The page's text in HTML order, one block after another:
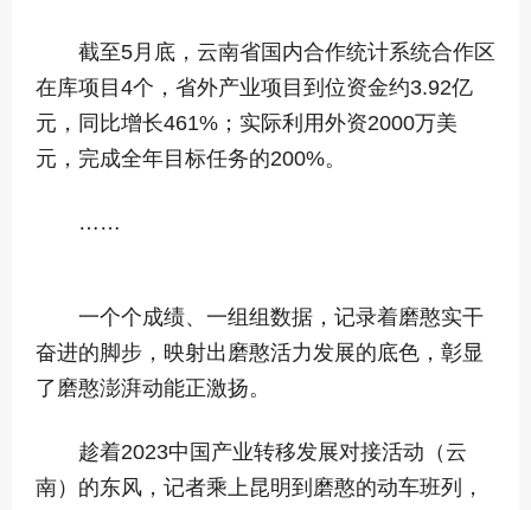
截至5月底，云南省国内合作统计系统合作区
在库项目4个，省外产业项目到位资金约3.92亿
元，同比增长461%；实际利用外资2000万美
元，完成全年目标任务的200%。
……
一个个成绩、一组组数据，记录着磨憨实干
奋进的脚步，映射出磨憨活力发展的底色，彰显
了磨憨澎湃动能正激扬。
趁着2023中国产业转移发展对接活动（云
南）的东风，记者乘上昆明到磨憨的动车班列，